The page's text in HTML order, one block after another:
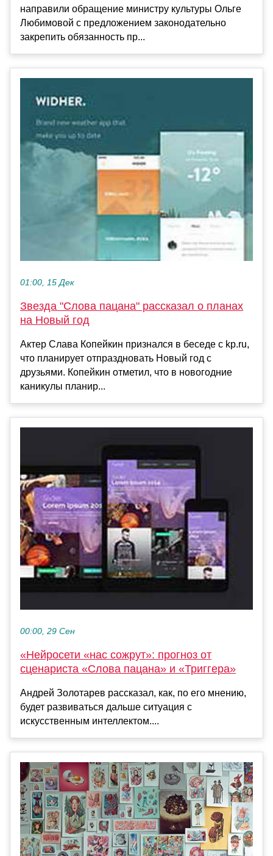
направили обращение министру культуры Ольге
Любимовой с предложением законодательно
закрепить обязанность пр...
01:00, 15 Дек
Звезда "Слова пацана" рассказал о планах
на Новый год
Актер Слава Копейкин признался в беседе с kp.ru,
что планирует отпраздновать Новый год с
друзьями. Копейкин отметил, что в новогодние
каникулы планир...
00:00, 29 Сен
«Нейросети «нас сожрут»: прогноз от
сценариста «Слова пацана» и «Триггера»
Андрей Золотарев рассказал, как, по его мнению,
будет развиваться дальше ситуация с
искусственным интеллектом....